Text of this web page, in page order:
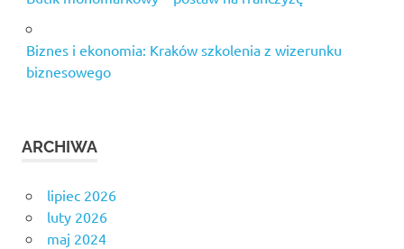
Biznes i ekonomia: Kraków szkolenia z wizerunku
biznesowego
ARCHIWA
lipiec 2026
luty 2026
maj 2024